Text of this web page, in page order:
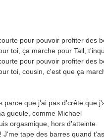
pour pouvoir profiter des
toi, ça marche pour Tall,
pour pouvoir profiter des
toi, cousin, c'est que ça
parce que j'ai pas d'crête que
gueule, comme Michael
orgasmique, hors d'atteinte
J'me tape des barres quand